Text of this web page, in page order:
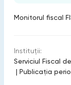
Monitorul fiscal
Instituții:
Serviciul Fiscal
| Publicaţia